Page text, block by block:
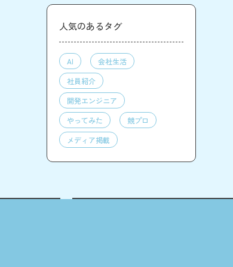
人気のあるタグ
AI
会社生活
社員紹介
開発エンジニア
やってみた
競プロ
メディア掲載